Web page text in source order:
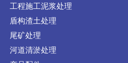
工程施工泥浆处理
盾构渣土处理
尾矿处理
河道清淤处理